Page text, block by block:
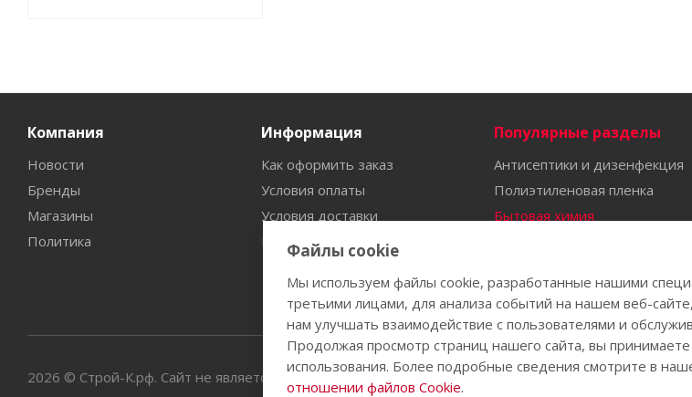
Компания
Новости
Бренды
Магазины
Политика
Информация
Как оформить заказ
Условия оплаты
Условия доставки
Гарантия на товар
Популярные разделы
Антисептики и дизенфекция
Полиэтиленовая пленка
Бытовая химия
Бахилы
2026 © Строй-К.рф. Сайт не является публичной офертой.
Файлы cookie
Мы используем файлы cookie, разработанные нашими
третьими лицами, для анализа событий на нашем веб-
нам улучшать взаимодействие с пользователями и
Продолжая просмотр страниц нашего сайта, вы принимаете
использования. Более подробные сведения смотрите в
отношении файлов Cookie.